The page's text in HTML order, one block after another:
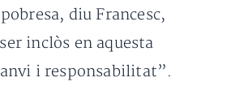
diu Francesc,
inclòs en aquesta
i responsabilitat”.